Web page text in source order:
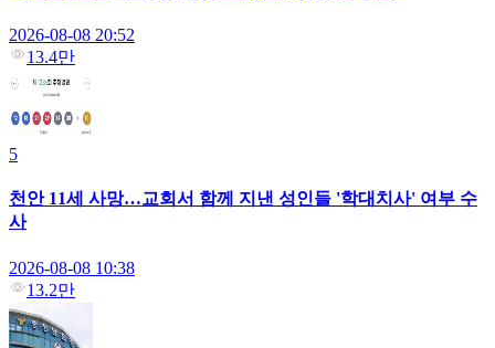
2026-08-08 20:52
13.4만
5
천안 11세 사망…교회서 함께 지낸 성인들 '학대치사' 여부 수
사
2026-08-08 10:38
13.2만